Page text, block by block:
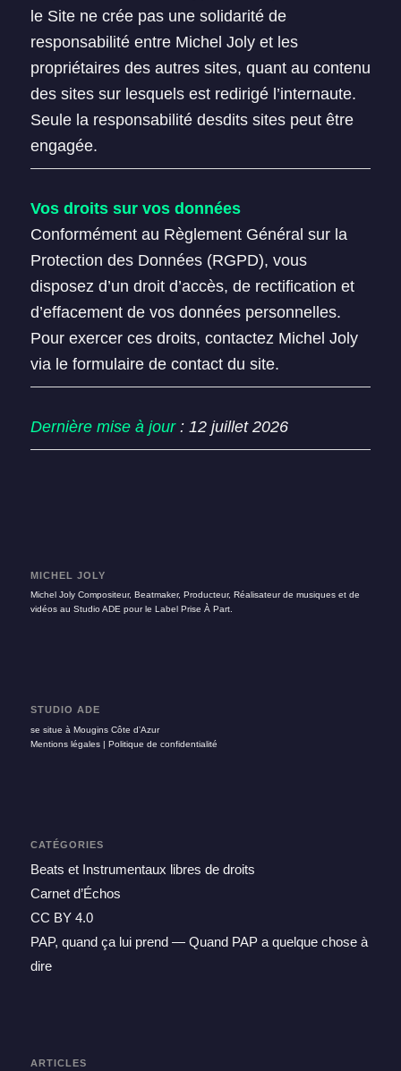
le Site ne crée pas une solidarité de
responsabilité entre Michel Joly et les
propriétaires des autres sites, quant au contenu
des sites sur lesquels est redirigé l’internaute.
Seule la responsabilité desdits sites peut être
engagée.
Vos droits sur vos données
Conformément au Règlement Général sur la
Protection des Données (RGPD), vous
disposez d’un droit d’accès, de rectification et
d’effacement de vos données personnelles.
Pour exercer ces droits, contactez Michel Joly
via le formulaire de contact du site.
Dernière mise à jour: 12 juillet 2026
MICHEL JOLY
Michel Joly Compositeur, Beatmaker, Producteur, Réalisateur de musiques et de
vidéos au Studio ADE pour le Label Prise À Part.
STUDIO ADE
se situe à Mougins Côte d’Azur
Mentions légales | Politique de confidentialité
CATÉGORIES
Beats et Instrumentaux libres de droits
Carnet d’Échos
CC BY 4.0
PAP, quand ça lui prend — Quand PAP a quelque chose à
dire
ARTICLES